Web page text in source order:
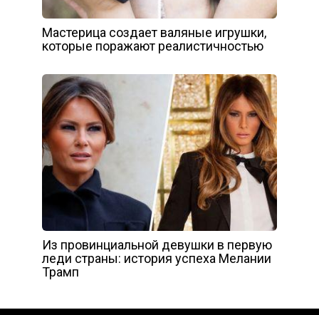
Мастерица создает валяные игрушки,
которые поражают реалистичностью
Из провинциальной девушки в первую
леди страны: история успеха Мелании
Трамп